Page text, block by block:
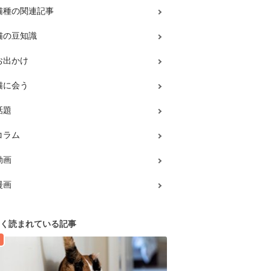
種の関連記事
の豆知識
出かけ
に会う
題
ラム
画
画
読まれている記事